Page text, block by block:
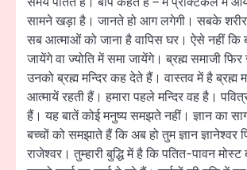
सामने खड़ा है। जानते हो आग लगेगी। सबके शरीर
सब आत्माओं को जाना है वापिस घर। ऐसे नहीं कि
जायेंगे वा ज्योति में समा जायेंगे। ब्रह्म समाजी फिर
उनको ब्रह्म मन्दिर कह देते हैं। वास्तव में है ब्रह्म
आत्मायें रहती हैं। हमारा पहले मन्दिर वह है।
हैं। यह बातें कोई मनुष्य समझते नहीं। ज्ञान का
बच्चों को समझाते हैं कि अब हो तुम ज्ञान ज्ञानेश्वर
राजेश्वर। तुम्हारी बुद्धि में है कि पतित-पावन